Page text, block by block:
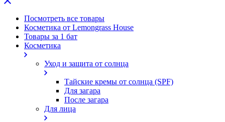
Посмотреть все товары
Косметика от Lemongrass House
Товары за 1 бат
Косметика
Уход и защита от солнца
Тайские кремы от солнца (SPF)
Для загара
После загара
Для лица